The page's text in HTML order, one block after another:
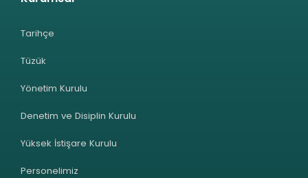
Tarihçe
Tüzük
Yönetim Kurulu
Denetim ve Disiplin Kurulu
Yüksek İstişare Kurulu
Personelimiz